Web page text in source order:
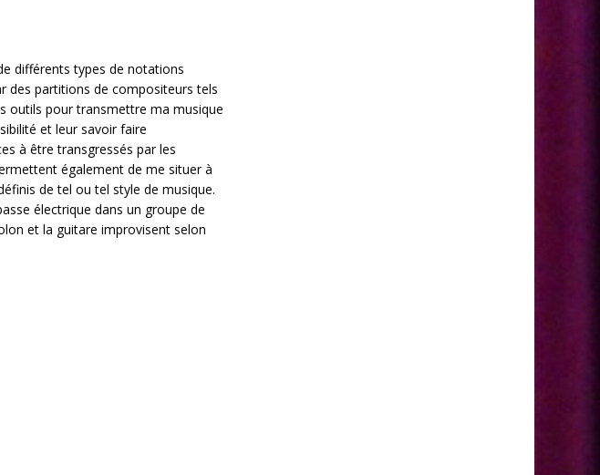
différents types de notations
des partitions de compositeurs tels
outils pour transmettre ma musique
et leur savoir faire
à être transgressés par les
également de me situer à
de tel ou tel style de musique.
électrique dans un groupe de
et la guitare improvisent selon